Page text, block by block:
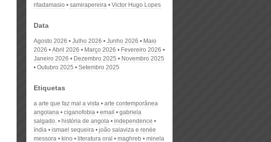
ritadamasio
samirapereira Victor Hugo Lopes
Data
Agosto 2026 Julho 2026 Junho 2026
Maio
2026
Abril 2026 Março 2026
Fevereiro 2026
Janeiro 2026
Dezembro 2025
Novembro 2025
Outubro 2025
Setembro 2025
Etiquetas
a arte que faz mal a vista
arte contemporânea
angolana
ciganofobia email
gabriela
salgado.
história de angola
independence
índia
ismael sequeira
joão salaviza e renée
messora
kino literatura oral maghreb
minela